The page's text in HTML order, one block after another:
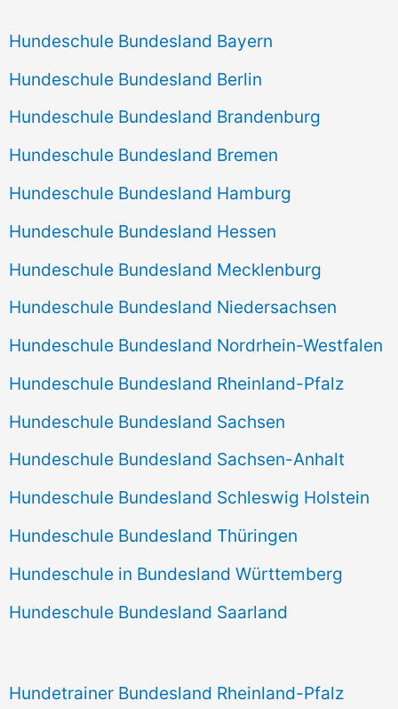
Hundeschule Bundesland Bayern
Hundeschule Bundesland Berlin
Hundeschule Bundesland Brandenburg
Hundeschule Bundesland Bremen
Hundeschule Bundesland Hamburg
Hundeschule Bundesland Hessen
Hundeschule Bundesland Mecklenburg
Hundeschule Bundesland Niedersachsen
Hundeschule Bundesland Nordrhein-Westfalen
Hundeschule Bundesland Rheinland-Pfalz
Hundeschule Bundesland Sachsen
Hundeschule Bundesland Sachsen-Anhalt
Hundeschule Bundesland Schleswig Holstein
Hundeschule Bundesland Thüringen
Hundeschule in Bundesland Württemberg
Hundeschule Bundesland Saarland
Hundetrainer Bundesland Rheinland-Pfalz